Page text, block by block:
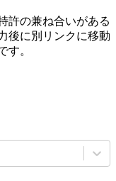
許の兼ね合いがある
後に別リンクに移動
す。